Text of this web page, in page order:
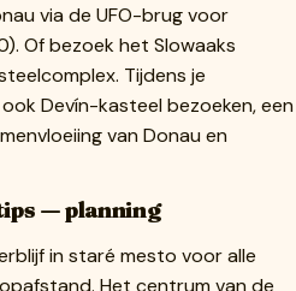
via de UFO-brug voor
Of bezoek het Slowaaks
Tijdens je
Devín-kasteel bezoeken, een
van Donau en
— planning
in staré mesto voor alle
Het centrum van de